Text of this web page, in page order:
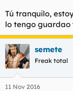
Tú tranquilo,
lo tengo guardao
semete
Freak total
11 Nov 2016